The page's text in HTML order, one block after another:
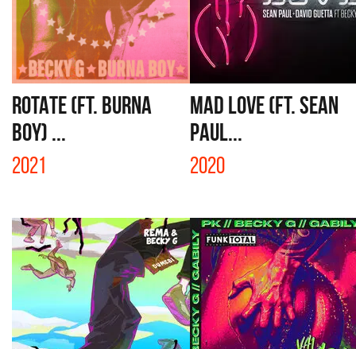
ROTATE (FT. BURNA
BOY) ...
2021
MAD LOVE (FT. SEAN
PAUL...
2020